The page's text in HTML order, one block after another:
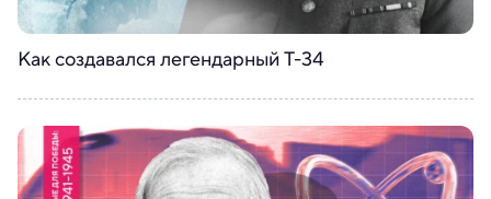
Как создавался легендарный Т-34